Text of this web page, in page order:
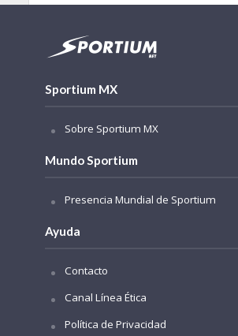
Sportium MX
Sobre Sportium MX
Mundo Sportium
Presencia Mundial de Sportium
Ayuda
Contacto
Canal Línea Ética
Política de Privacidad